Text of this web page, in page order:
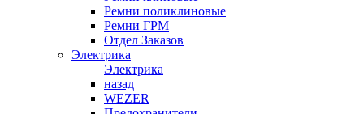
Ремни поликлиновые
Ремни ГРМ
Отдел Заказов
Электрика
Электрика
назад
WEZER